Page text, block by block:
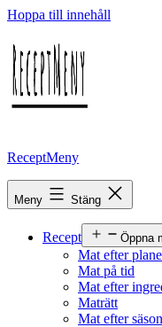
Hoppa till innehåll
ReceptMeny
Meny Stäng
Recept Öppna
Mat efter
Mat på tid
Mat efter
Maträtt
Mat efter